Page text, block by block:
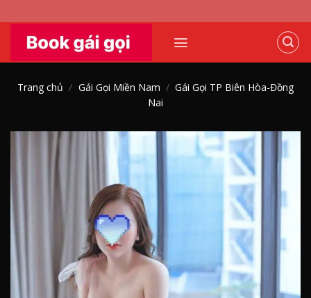
content
Trang chủ / Gái Gọi Miền Nam / Gái Gọi TP Biên Hòa-Đồng
Nai